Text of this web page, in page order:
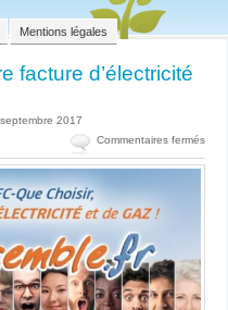
Mentions légales
facture d’électricité
2017
Commentaires ferméssur